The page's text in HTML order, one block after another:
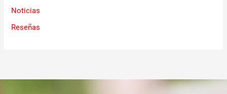
Noticias
Reseñas